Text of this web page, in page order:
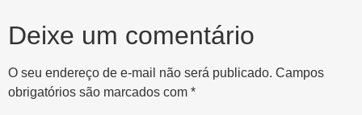
Deixe um comentário
O seu endereço de e-mail não será publicado. Campos
obrigatórios são marcados com *